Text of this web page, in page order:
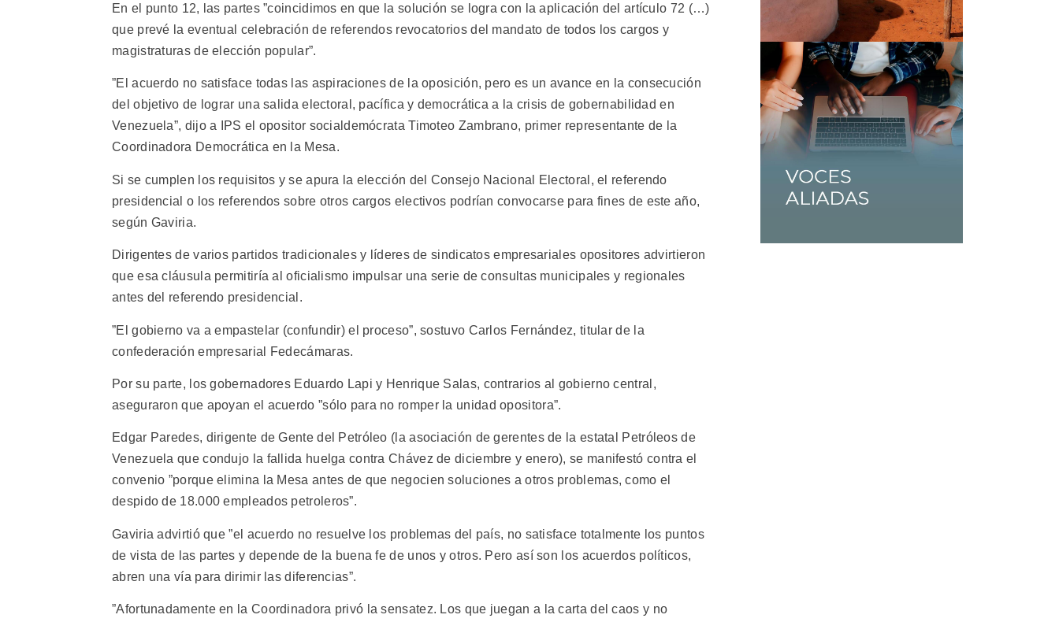
En el punto 12, las partes ”coincidimos en que la solución se logra con la aplicación del artículo 72 (…)
que prevé la eventual celebración de referendos revocatorios del mandato de todos los cargos y
magistraturas de elección popular”.
”El acuerdo no satisface todas las aspiraciones de la oposición, pero es un avance en la consecución
del objetivo de lograr una salida electoral, pacífica y democrática a la crisis de gobernabilidad en
Venezuela”, dijo a IPS el opositor socialdemócrata Timoteo Zambrano, primer representante de la
Coordinadora Democrática en la Mesa.
Si se cumplen los requisitos y se apura la elección del Consejo Nacional Electoral, el referendo
presidencial o los referendos sobre otros cargos electivos podrían convocarse para fines de este año,
según Gaviria.
Dirigentes de varios partidos tradicionales y líderes de sindicatos empresariales opositores advirtieron
que esa cláusula permitiría al oficialismo impulsar una serie de consultas municipales y regionales
antes del referendo presidencial.
”El gobierno va a empastelar (confundir) el proceso”, sostuvo Carlos Fernández, titular de la
confederación empresarial Fedecámaras.
Por su parte, los gobernadores Eduardo Lapi y Henrique Salas, contrarios al gobierno central,
aseguraron que apoyan el acuerdo ”sólo para no romper la unidad opositora”.
Edgar Paredes, dirigente de Gente del Petróleo (la asociación de gerentes de la estatal Petróleos de
Venezuela que condujo la fallida huelga contra Chávez de diciembre y enero), se manifestó contra el
convenio ”porque elimina la Mesa antes de que negocien soluciones a otros problemas, como el
despido de 18.000 empleados petroleros”.
Gaviria advirtió que ”el acuerdo no resuelve los problemas del país, no satisface totalmente los puntos
de vista de las partes y depende de la buena fe de unos y otros. Pero así son los acuerdos políticos,
abren una vía para dirimir las diferencias”.
”Afortunadamente en la Coordinadora privó la sensatez. Los que juegan a la carta del caos y no